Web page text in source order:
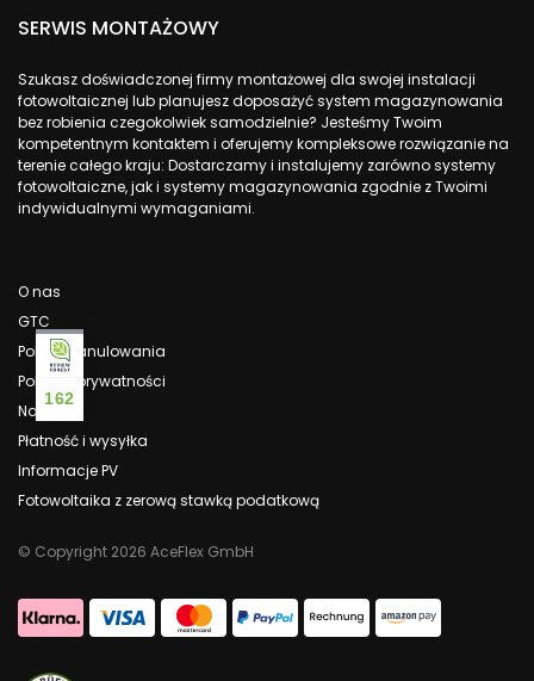
SERWIS MONTAŻOWY
Szukasz doświadczonej firmy montażowej dla swojej instalacji
fotowoltaicznej lub planujesz doposażyć system magazynowania
bez robienia czegokolwiek samodzielnie? Jesteśmy Twoim
kompetentnym kontaktem i oferujemy kompleksowe rozwiązanie na
terenie całego kraju: Dostarczamy i instalujemy zarówno systemy
fotowoltaiczne, jak i systemy magazynowania zgodnie z Twoimi
indywidualnymi wymaganiami.
O nas
GTC
Polityka anulowania
Polityka prywatności
Nadruk
Płatność i wysyłka
Informacje PV
Fotowoltaika z zerową stawką podatkową
© Copyright 2026 AceFlex GmbH
162